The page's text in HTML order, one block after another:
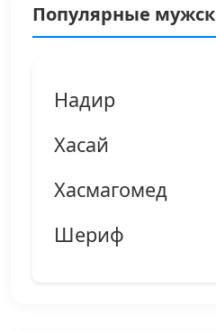
Популярные
Надир
Хасай
Хасмагомед
Шериф